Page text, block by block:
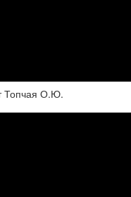
Топчая О.Ю.